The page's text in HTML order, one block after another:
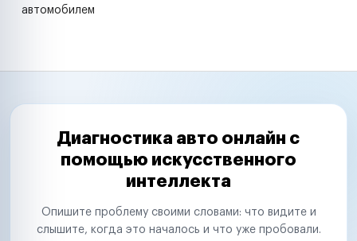
автомобилем
Диагностика авто онлайн с
помощью искусственного
интеллекта
Опишите проблему своими словами: что видите и
слышите, когда это началось и что уже пробовали.